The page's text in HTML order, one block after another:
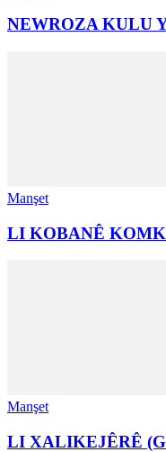
NEWROZA KULU
Manşet
LI KOBANÊ
Manşet
LI XALIKEJÊRÊ